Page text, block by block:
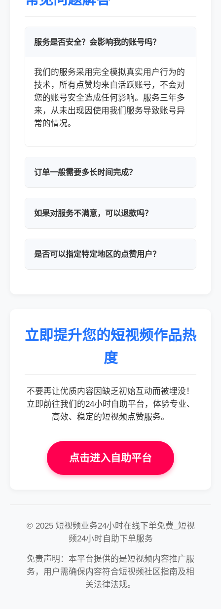
服务是否安全？会影响我的账号吗？
我们的服务采用完全模拟真实用户行为的
技术，所有点赞均来自活跃账号，不会对
您的账号安全造成任何影响。服务三年多
来，从未出现因使用我们服务导致账号异
常的情况。
订单一般需要多长时间完成？
如果对服务不满意，可以退款吗？
是否可以指定特定地区的点赞用户？
立即提升您的短视频作品热
度
不要再让优质内容因缺乏初始互动而被埋没！
立即前往我们的24小时自助平台，体验专业、
高效、稳定的短视频点赞服务。
点击进入自助平台
© 2025 短视频业务24小时在线下单免费_短视
频24小时自助下单服务
免责声明：本平台提供的是短视频内容推广服
务，用户需确保内容符合短视频社区指南及相
关法律法规。